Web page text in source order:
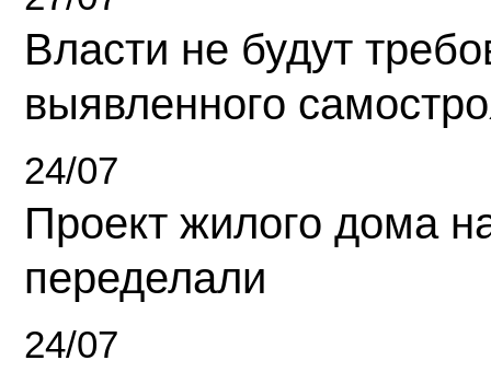
Власти не будут
выявленного
24/07
Проект жилого дома
переделали
24/07